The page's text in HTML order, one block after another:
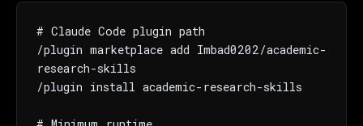
# Claude Code plugin path
/plugin marketplace add Imbad0202/academic-
research-skills
/plugin install academic-research-skills